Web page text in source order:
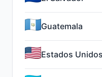
Guatemala
Estados Unidos